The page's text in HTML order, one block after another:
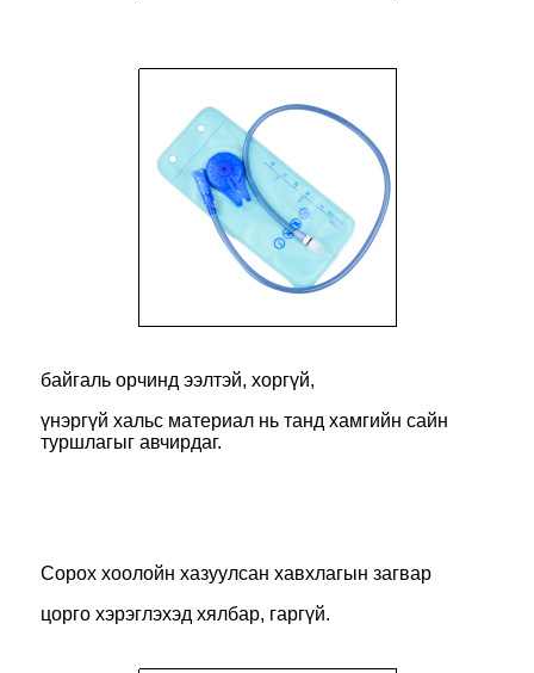
байгаль орчинд ээлтэй, хоргүй,
үнэргүй хальс материал нь танд хамгийн сайн
туршлагыг авчирдаг.
Сорох хоолойн хазуулсан хавхлагын загвар
цорго хэрэглэхэд хялбар, гаргүй.